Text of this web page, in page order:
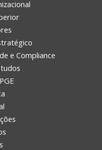
e Compliance